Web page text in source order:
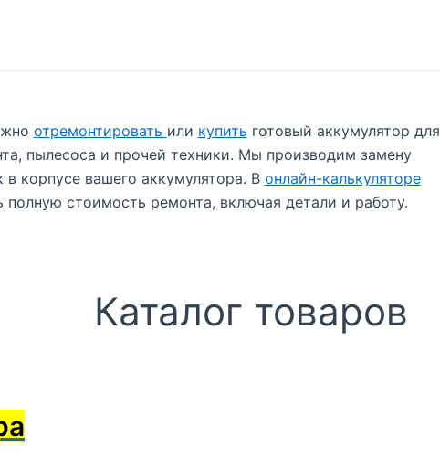
отремонтировать или купить готовый аккумулятор для
пылесоса и прочей техники. Мы производим замену
в корпусе вашего аккумулятора. В онлайн-калькуляторе
полную стоимость ремонта, включая детали и работу.
Каталог товаров